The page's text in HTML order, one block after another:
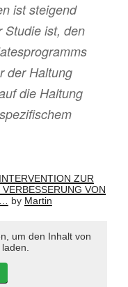
ist steigend
Studie ist, den
der Haltung
die Haltung
ZUR
VON
by Martin
um den Inhalt von